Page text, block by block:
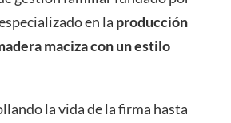
en la producción
maciza con un estilo
la vida de la firma hasta